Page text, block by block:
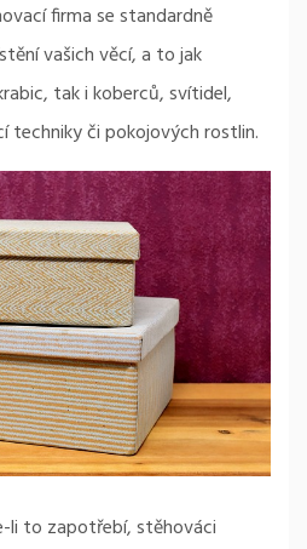
firma se standardně
vašich věcí, a to jak
tak i koberců, svítidel,
či pokojových rostlin.
li to zapotřebí, stěhováci